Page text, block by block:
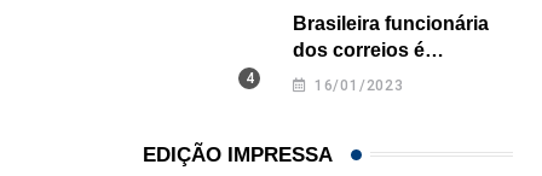
Brasileira funcionária
dos correios é
assassinada a facadas
16/01/2023
EDIÇÃO IMPRESSA